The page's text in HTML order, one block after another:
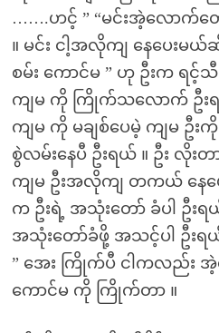
…….ဟင့် ” “မင်းအဲ့လောက်တေ
။ မင်း ငါ့အလိုကျ နေပေးမယ်
စမ်း ကောင်မ ” ဟု ဦးက ရင့်သီ
ကျမ ကို ကြိုက်သလောက် ဦးရင့်
ကျမ ကို မချစ်ပေမဲ့ ကျမ ဦးကို
စွဲလမ်းနေပီ ဦးရယ် ။ ဦး လိုး
ကျမ ဦးအလိုကျ တကယ် နေပ
က ဦးရဲ့ အသုံးတော် ခံပါ ဦးရ
အသုံးတော်ခံဖို့ အသင့်ပါ ဦး
” အေး ကြိုက်ပီ ငါကလည်း
ကောင်မ ကို ကြိုက်တာ ။